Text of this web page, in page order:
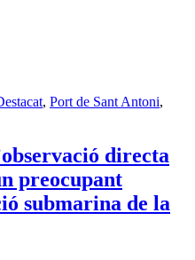
, Port de Sant Antoni,
directa
preocupant
submarina de la